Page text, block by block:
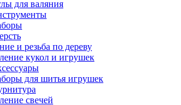
для валяния
и резьба по дереву
кукол и игрушек
для шитья игрушек
свечей